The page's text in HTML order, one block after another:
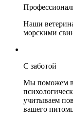
Наши
морскими
С заботой
Мы поможем
учитываем
вашего